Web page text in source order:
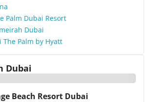
Palm Dubai Resort
Dubai
The Palm by Hyatt
Dubai
Beach Resort Dubai